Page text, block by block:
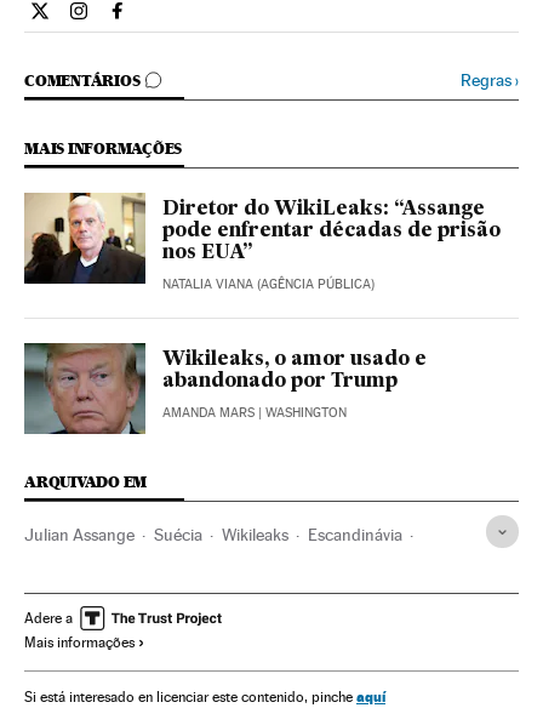
Internacional El País Brasil en Twitter
Internacional El País Brasil en Instagram
Internacional El País Brasil en Facebook
COMENTÁRIOS
COMENTÁRIOS Regras›
MAIS INFORMAÇÕES
Diretor do WikiLeaks: “Assange
pode enfrentar décadas de prisão
nos EUA”
NATALIA VIANA (AGÊNCIA PÚBLICA)
Wikileaks, o amor usado e
abandonado por Trump
AMANDA MARS | WASHINGTON
ARQUIVADO EM
Julian Assange Suécia Wikileaks Escandinávia
Crimes sexuais Europa
Comunicação
Adere a
Mais informações
Si está interesado en licenciar este contenido, pinche aquí